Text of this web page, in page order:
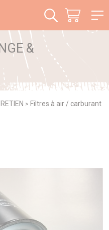
&
> Filtres à air / carburant